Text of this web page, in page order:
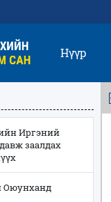
Нүүр
Иргэний
заалдах
Оюунханд